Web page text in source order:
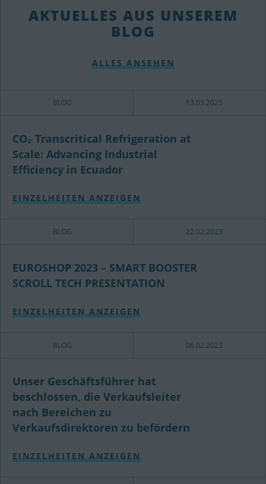
AKTUELLES AUS UNSEREM
BLOG
ALLES ANSEHEN
BLOG 13.03.2025
CO₂ Transcritical Refrigeration at
Scale: Advancing Industrial
Efficiency in Ecuador
EINZELHEITEN ANZEIGEN
BLOG 22.02.2023
EUROSHOP 2023 – SMART BOOSTER
SCROLL TECH PRESENTATION
EINZELHEITEN ANZEIGEN
BLOG 06.02.2023
Unser Geschäftsführer hat
beschlossen, die Verkaufsleiter
nach Bereichen zu
Verkaufsdirektoren zu befördern
EINZELHEITEN ANZEIGEN